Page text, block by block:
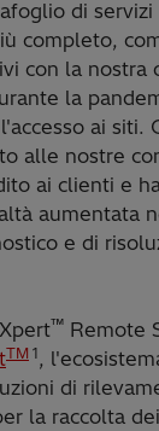
di servizi
completo,
con la nostra
la
ai siti.
alle nostre
ai clienti e
aumentata
e di
™ Remote
TM 1,
di
la raccolta